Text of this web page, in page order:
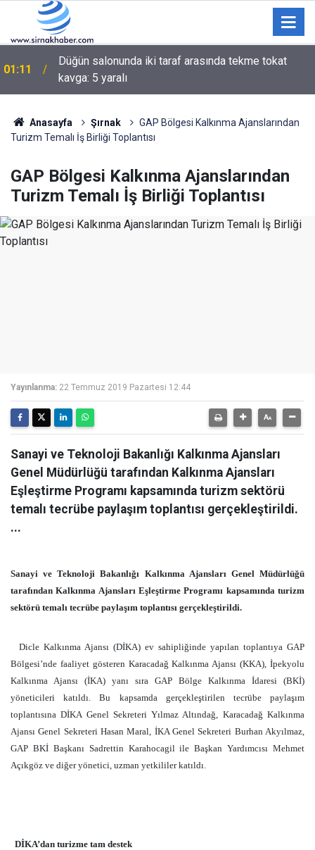
01:11
Düğün salonunda iki taraf arasında tekme tokat
kavga: 5 yaralı
Anasayfa Şırnak
GAP Bölgesi Kalkınma Ajanslarından
Turizm Temalı İş Birliği Toplantısı
GAP Bölgesi Kalkınma Ajanslarından
Turizm Temalı İş Birliği Toplantısı
Yayınlanma: 22 Temmuz 2019 Pazartesi 12:44
Sanayi ve Teknoloji Bakanlığı Kalkınma Ajansları
Genel Müdürlüğü tarafından Kalkınma Ajansları
Eşleştirme Programı kapsamında turizm sektörü
temalı tecrübe paylaşım toplantısı gerçekleştirildi.
...
Sanayi ve Teknoloji Bakanlığı Kalkınma Ajansları Genel Müdürlüğü
tarafından Kalkınma Ajansları Eşleştirme Programı kapsamında turizm
sektörü temalı tecrübe paylaşım toplantısı gerçekleştirildi.
Dicle Kalkınma Ajansı (DİKA) ev sahipliğinde yapılan toplantıya GAP
Bölgesi’nde faaliyet gösteren Karacadağ Kalkınma Ajansı (KKA), İpekyolu
Kalkınma Ajansı (İKA) yanı sıra GAP Bölge Kalkınma İdaresi (BKİ)
yöneticileri katıldı. Bu kapsamda gerçekleştirilen tecrübe paylaşım
toplantısına DİKA Genel Sekreteri Yılmaz Altındağ, Karacadağ Kalkınma
Ajansı Genel Sekreteri Hasan Maral, İKA Genel Sekreteri Burhan Akyılmaz,
GAP BKİ Başkanı Sadrettin Karahocagil ile Başkan Yardımcısı Mehmet
Açıkgöz ve diğer yönetici, uzman yetkililer katıldı.
DİKA’dan turizme tam destek